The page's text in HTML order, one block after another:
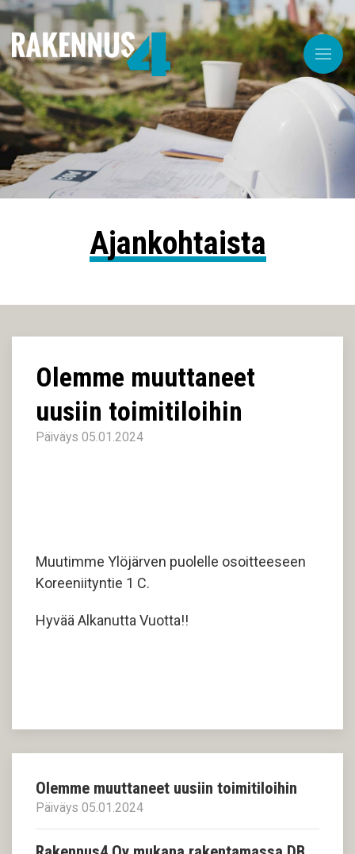
Ajankohtaista
Olemme muuttaneet
uusiin toimitiloihin
Päiväys 05.01.2024
Muutimme Ylöjärven puolelle osoitteeseen
Koreeniityntie 1 C.
Hyvää Alkanutta Vuotta!!
Olemme muuttaneet uusiin toimitiloihin
Päiväys 05.01.2024